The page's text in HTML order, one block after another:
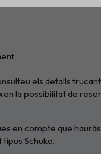
els detalls
la possibilitat de
en compte que
Schuko.